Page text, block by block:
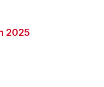
2025